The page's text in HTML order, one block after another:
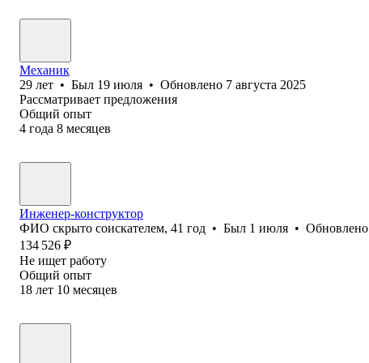
Механик
29 лет • Был 19 июля • Обновлено 7 августа 2025
Рассматривает предложения
Общий опыт
4 года 8 месяцев
Инженер-конструктор
ФИО скрыто соискателем, 41 год • Был 1 июля • Обновлено
134 526 ₽
Не ищет работу
Общий опыт
18 лет 10 месяцев